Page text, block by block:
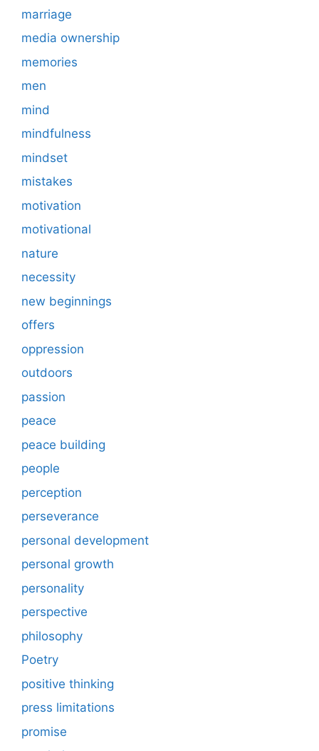
marriage
media ownership
memories
men
mind
mindfulness
mindset
mistakes
motivation
motivational
nature
necessity
new beginnings
offers
oppression
outdoors
passion
peace
peace building
people
perception
perseverance
personal development
personal growth
personality
perspective
philosophy
Poetry
positive thinking
press limitations
promise